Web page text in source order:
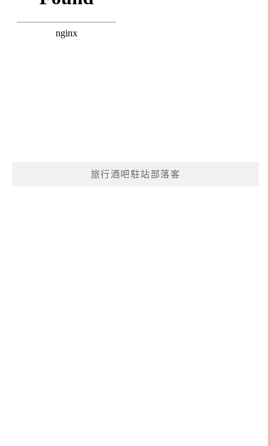
旅行酒吧駐站部落客